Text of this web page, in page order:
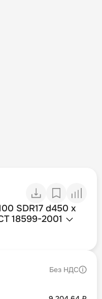
SDR17 d450 х
18599-2001
Без НДС